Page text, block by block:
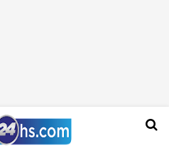
de agosto de 2026